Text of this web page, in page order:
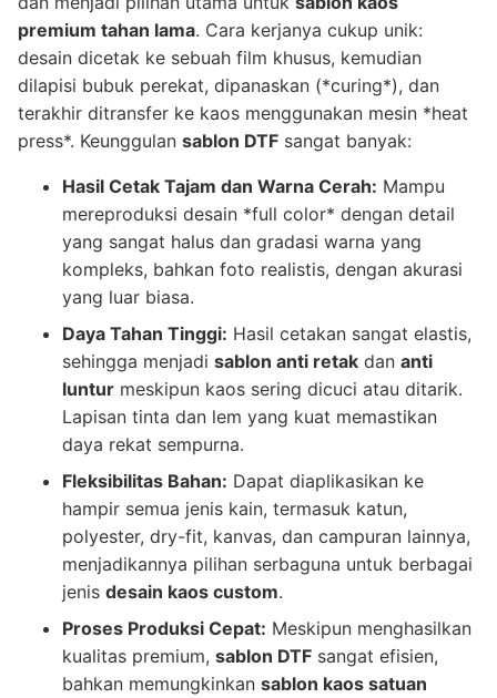
premium tahan lama. Cara kerjanya cukup unik:
desain dicetak ke sebuah film khusus, kemudian
dilapisi bubuk perekat, dipanaskan (*curing*), dan
terakhir ditransfer ke kaos menggunakan mesin *heat
press*. Keunggulan sablon DTF sangat banyak:
Hasil Cetak Tajam dan Warna Cerah: Mampu
mereproduksi desain *full color* dengan detail
yang sangat halus dan gradasi warna yang
kompleks, bahkan foto realistis, dengan akurasi
yang luar biasa.
Daya Tahan Tinggi: Hasil cetakan sangat elastis,
sehingga menjadi sablon anti retak dan anti
luntur meskipun kaos sering dicuci atau ditarik.
Lapisan tinta dan lem yang kuat memastikan
daya rekat sempurna.
Fleksibilitas Bahan: Dapat diaplikasikan ke
hampir semua jenis kain, termasuk katun,
polyester, dry-fit, kanvas, dan campuran lainnya,
menjadikannya pilihan serbaguna untuk berbagai
jenis desain kaos custom.
Proses Produksi Cepat: Meskipun menghasilkan
kualitas premium, sablon DTF sangat efisien,
bahkan memungkinkan sablon kaos satuan